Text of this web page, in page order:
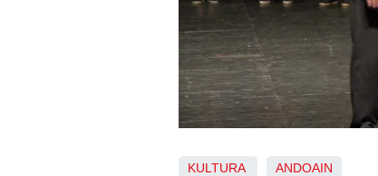
KULTURA ANDOAIN